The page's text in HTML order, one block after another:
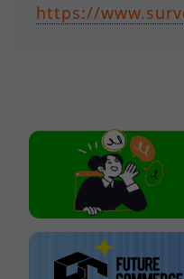
https://